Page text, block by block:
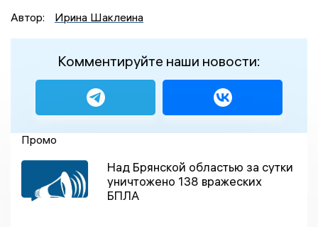
Автор:
Ирина Шаклеина
Комментируйте наши новости:
Промо
Над Брянской областью за сутки
уничтожено 138 вражеских
БПЛА